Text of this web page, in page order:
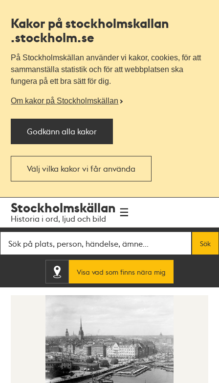
Kakor på stockholmskallan
.stockholm.se
På Stockholmskällan använder vi kakor, cookies, för att
sammanställa statistik och för att webbplatsen ska
fungera på ett bra sätt för dig.
Om kakor på Stockholmskällan
Godkänn alla kakor
Välj vilka kakor vi får använda
navigationen
huvudinnehållet
Stockholmskällan
Historia i ord, ljud och bild
Sök
Visa vad som finns nära mig